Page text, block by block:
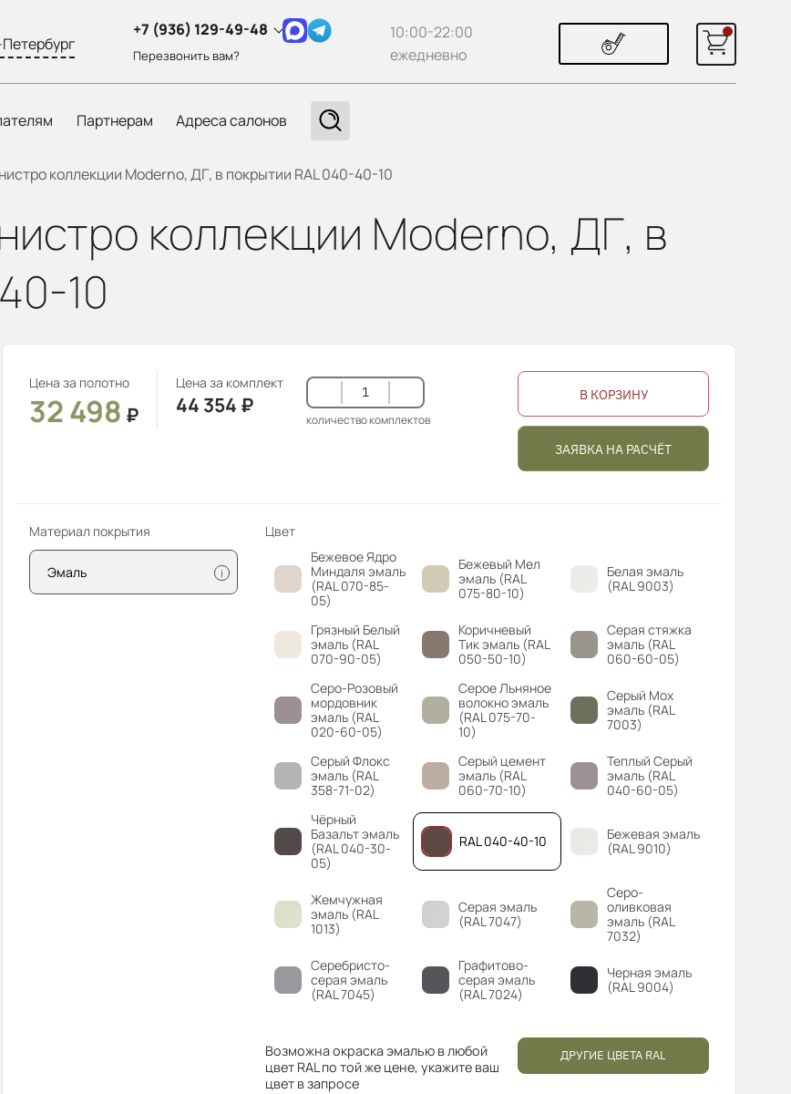
+7 (936) 129-49-48
Перезвонить вам?
10:00-22:00
ежедневно
Партнерам Адреса салонов
коллекции Moderno, ДГ, в покрытии RAL 040-40-10
коллекции Moderno, ДГ, в
10
Цена за полотно
32 498 ₽
Цена за комплект
44 354 ₽
количество комплектов
В КОРЗИНУ
ЗАЯВКА НА РАСЧЁТ
Материал покрытия
Эмаль i
Цвет
Бежевое Ядро
Миндаля эмаль
(RAL 070-85-
05)
Бежевый Мел
эмаль (RAL
075-80-10)
Белая эмаль
(RAL 9003)
Грязный Белый
эмаль (RAL
070-90-05)
Коричневый
Тик эмаль (RAL
050-50-10)
Серая стяжка
эмаль (RAL
060-60-05)
Серо-Розовый
мордовник
эмаль (RAL
020-60-05)
Серое Льняное
волокно эмаль
(RAL 075-70-
10)
Серый Мох
эмаль (RAL
7003)
Серый Флокс
эмаль (RAL
358-71-02)
Серый цемент
эмаль (RAL
060-70-10)
Теплый Серый
эмаль (RAL
040-60-05)
Чёрный
Базальт эмаль
(RAL 040-30-
05)
RAL 040-40-10
Бежевая эмаль
(RAL 9010)
Жемчужная
эмаль (RAL
1013)
Серая эмаль
(RAL 7047)
Серо-
оливковая
эмаль (RAL
7032)
Серебристо-
серая эмаль
(RAL 7045)
Графитово-
серая эмаль
(RAL 7024)
Черная эмаль
(RAL 9004)
Возможна окраска эмалью в любой
цвет RAL по той же цене, укажите ваш
цвет в запросе
ДРУГИЕ ЦВЕТА RAL